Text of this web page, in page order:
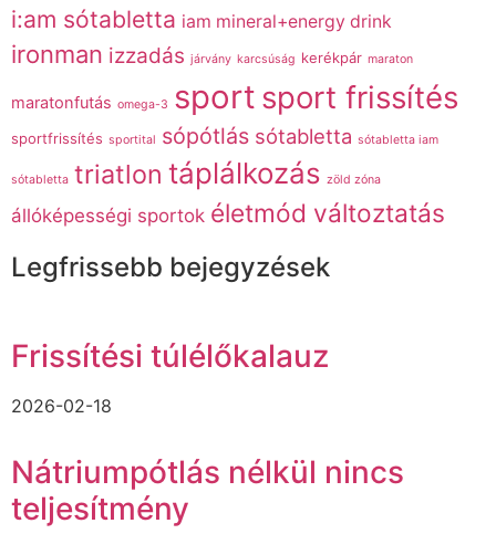
i:am sótabletta iam mineral+energy drink
ironman izzadás járvány karcsúság kerékpár maraton
maratonfutás omega-3 sport sport frissítés
sportfrissítés sportital sópótlás sótabletta sótabletta iam
sótabletta triatlon táplálkozás zöld zóna
állóképességi sportok életmód változtatás
Legfrissebb bejegyzések
Frissítési túlélőkalauz
2026-02-18
Nátriumpótlás nélkül nincs
teljesítmény